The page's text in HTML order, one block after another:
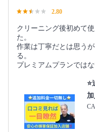
2.80
クリーニング後初めて
た。
作業は丁寧だとは思う
る。
プレミアムプランでは
⭐